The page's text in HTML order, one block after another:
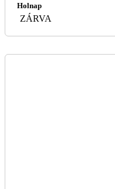
Holnap
ZÁRVA